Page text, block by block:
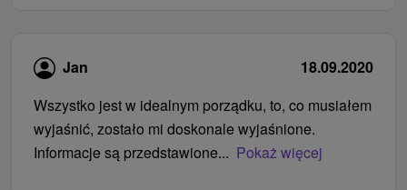
Jan
18.09.2020
Wszystko jest w idealnym porządku, to, co musiałem
wyjaśnić, zostało mi doskonale wyjaśnione.
Informacje są przedstawione... Pokaż więcej